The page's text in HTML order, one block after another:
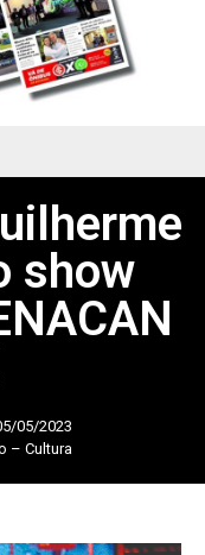
show
05/2023
– Cultura